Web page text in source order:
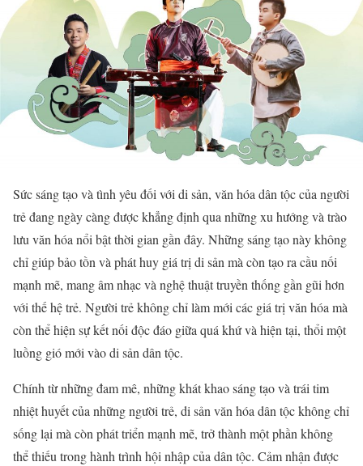
Sức sáng tạo và tình yêu đối với di sản, văn hóa dân tộc của người
trẻ đang ngày càng được khẳng định qua những xu hướng và trào
lưu văn hóa nổi bật thời gian gần đây. Những sáng tạo này không
chỉ giúp bảo tồn và phát huy giá trị di sản mà còn tạo ra cầu nối
mạnh mẽ, mang âm nhạc và nghệ thuật truyền thống gần gũi hơn
với thế hệ trẻ. Người trẻ không chỉ làm mới các giá trị văn hóa mà
còn thể hiện sự kết nối độc đáo giữa quá khứ và hiện tại, thổi một
luồng gió mới vào di sản dân tộc.
Chính từ những đam mê, những khát khao sáng tạo và trái tim
nhiệt huyết của những người trẻ, di sản văn hóa dân tộc không chỉ
sống lại mà còn phát triển mạnh mẽ, trở thành một phần không
thể thiếu trong hành trình hội nhập của dân tộc. Cảm nhận được